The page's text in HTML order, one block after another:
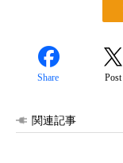
Share Post
関連記事